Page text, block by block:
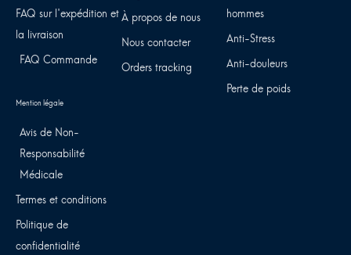
FAQ sur l'expédition et
la livraison
FAQ Commande
À propos de nous
Nous contacter
Orders tracking
hommes
Anti-Stress
Anti-douleurs
Perte de poids
Avis de Non-
Responsabilité
Médicale
Termes et conditions
Politique de
confidentialité